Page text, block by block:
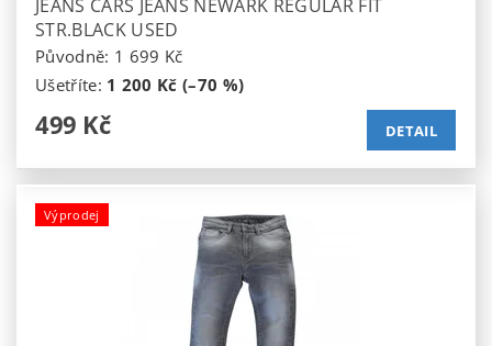
JEANS CARS JEANS NEWARK REGULAR FIT
STR.BLACK USED
Původně: 1 699 Kč
Ušetříte: 1 200 Kč (–70 %)
499 Kč DETAIL
Výprodej